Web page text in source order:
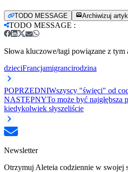
TODO MESSAGE Archiwizuj
TODO MESSAGE :
Słowa kluczowe/tagi powiązane z tym
dzieciFrancjamigrancirodzina
POPRZEDNIWszyscy "święci" od
NASTĘPNYTo może być najgłębsza
kiedykolwiek słyszeliście
Newsletter
Otrzymuj Aleteia codziennie w swojej